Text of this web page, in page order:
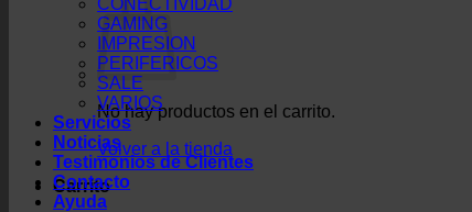
No hay productos en el carrito.
Volver a la tienda
Carrito
CONECTIVIDAD
GAMING
IMPRESION
PERIFERICOS
SALE
VARIOS
Servicios
Noticias
Testimonios de Clientes
Contacto
Ayuda